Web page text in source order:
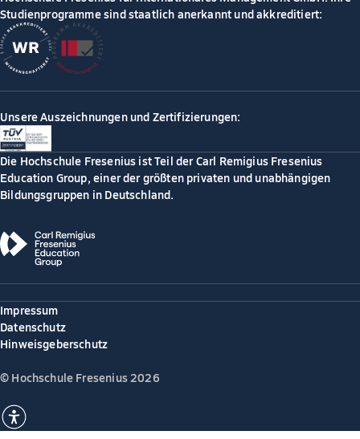
Studienprogramme sind staatlich anerkannt und akkreditiert:
Unsere Auszeichnungen und Zertifizierungen:
Die Hochschule Fresenius ist Teil der Carl Remigius Fresenius
Education Group, einer der größten privaten und unabhängigen
Bildungsgruppen in Deutschland.
Impressum
Datenschutz
Hinweisgeberschutz
© Hochschule Fresenius 2026